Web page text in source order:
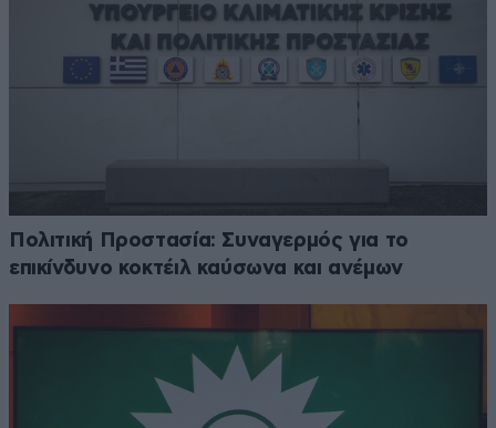
Πολιτική Προστασία: Συναγερμός για το
επικίνδυνο κοκτέιλ καύσωνα και ανέμων